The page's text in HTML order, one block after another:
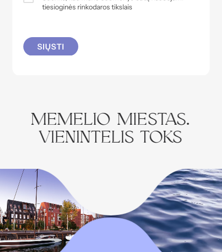
tiesioginės rinkodaros tikslais
SIŲSTI
Memelio miestas.
Vienintelis toks